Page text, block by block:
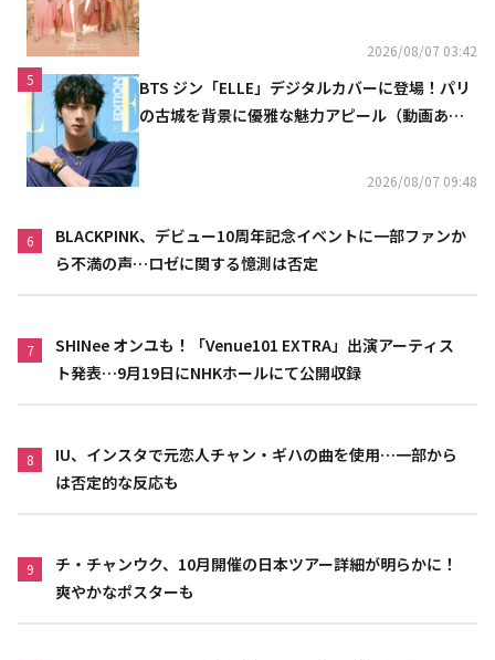
2026/08/07 03:42
5
BTS ジン「ELLE」デジタルカバーに登場！パリ
の古城を背景に優雅な魅力アピール（動画あ
2026/08/07 09:48
6
BLACKPINK、デビュー10周年記念イベントに一部ファンか
ら不満の声…ロゼに関する憶測は否定
7
SHINee オンユも！「Venue101 EXTRA」出演アーティス
ト発表…9月19日にNHKホールにて公開収録
8
IU、インスタで元恋人チャン・ギハの曲を使用…一部から
は否定的な反応も
9
チ・チャンウク、10月開催の日本ツアー詳細が明らかに！
爽やかなポスターも